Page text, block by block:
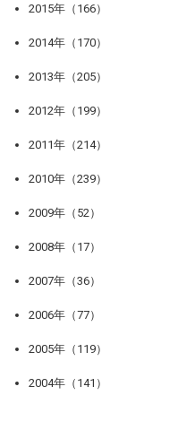
2015年（166）
2014年（170）
2013年（205）
2012年（199）
2011年（214）
2010年（239）
2009年（52）
2008年（17）
2007年（36）
2006年（77）
2005年（119）
2004年（141）